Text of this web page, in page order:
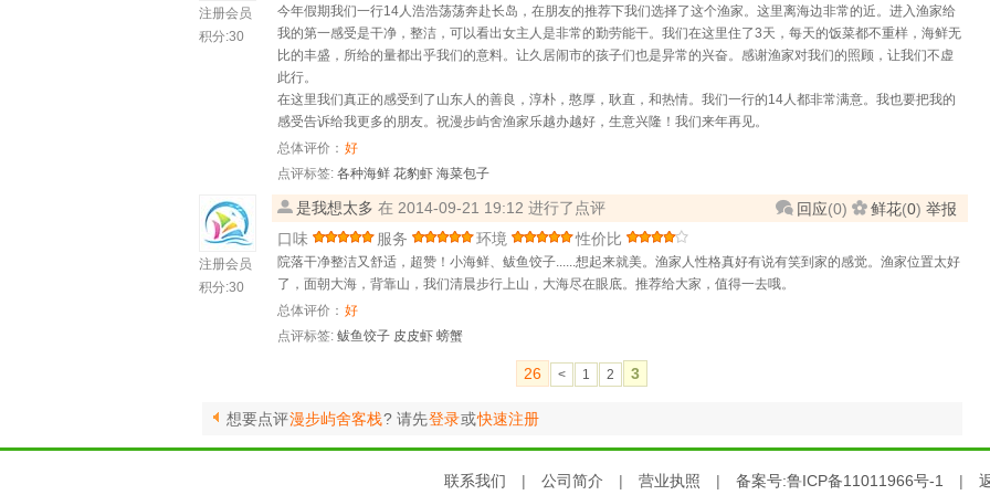
注册会员
积分:30
今年假期我们一行14人浩浩荡荡奔赴长岛，在朋友的推荐下我们选择了这个渔家。这里离海边非常的近。进入渔家给
我的第一感受是干净，整洁，可以看出女主人是非常的勤劳能干。我们在这里住了3天，每天的饭菜都不重样，海鲜无
比的丰盛，所给的量都出乎我们的意料。让久居闹市的孩子们也是异常的兴奋。感谢渔家对我们的照顾，让我们不虚
此行。
在这里我们真正的感受到了山东人的善良，淳朴，憨厚，耿直，和热情。我们一行的14人都非常满意。我也要把我的
感受告诉给我更多的朋友。祝漫步屿舍渔家乐越办越好，生意兴隆！我们来年再见。
总体评价： 好
点评标签: 各种海鲜 花豹虾 海菜包子
注册会员
积分:30
回应(0) 鲜花(0) 举报
是我想太多 在 2014-09-21 19:12 进行了点评
口味
服务 环境 性价比
院落干净整洁又舒适，超赞！小海鲜、鲅鱼饺子......想起来就美。渔家人性格真好有说有笑到家的感觉。渔家位置太好
了，面朝大海，背靠山，我们清晨步行上山，大海尽在眼底。推荐给大家，值得一去哦。
总体评价： 好
点评标签: 鲅鱼饺子 皮皮虾 螃蟹
26 < 1 2 3
想要点评漫步屿舍客栈? 请先登录或快速注册
联系我们 | 公司简介 | 营业执照 | 备案号:鲁ICP备11011966号-1 |